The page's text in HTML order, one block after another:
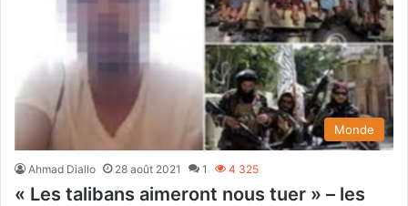
Monde
Ahmad Diallo 28 août 2021 1 4 325
« Les talibans aimeront nous tuer » – les